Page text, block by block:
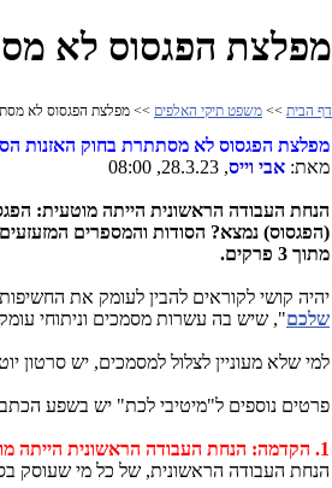
מפלצת הפגסוס לא
דף הבית >> משפט תיקי האלפים >> מפלצת הפגסוס לא
מפלצת הפגסוס לא מסתתרת בחוק האזנות
מאת: אבי וייס, 28.3.23, 08:00
הנחת העבודה הראשונית הייתה מוטעית:
(הפגסוס) נמצא? הסודות והמספרים
מתוך 3 פרקים.
יהיה קושי לקוראים להבין לעומק את
שלכם", שיש בה עשרות מסמכים וניתוחי
למי שלא מעוניין לצלול למסמכים, יש סרטון
פרטים נוספים ל"מיטיבי לכת" יש בשפע
1. הקדמה: הנחת העבודה הראשונית הייתה מוטעית: הפגסוס לא נמצא רק בחוק האזנות סתר:
הנחת העבודה הראשונית, של כל מי שעוסק